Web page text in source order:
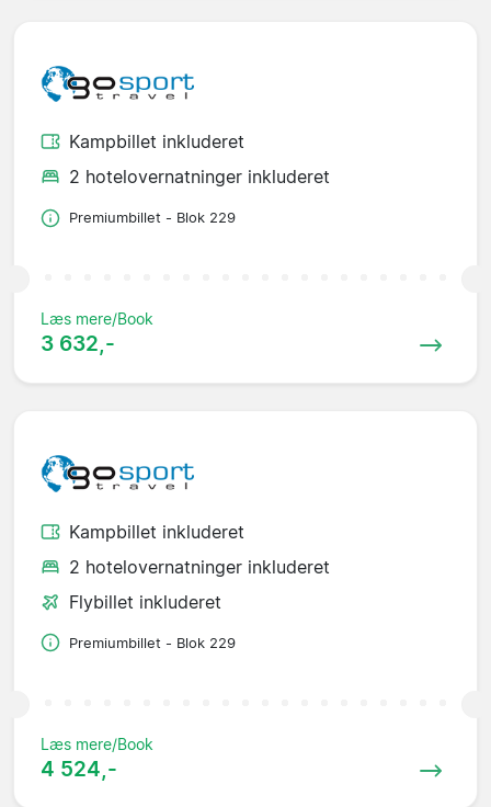
Kampbillet inkluderet
2 hotelovernatninger inkluderet
Premiumbillet - Blok 229
Læs mere/Book
3 632,-
Kampbillet inkluderet
2 hotelovernatninger inkluderet
Flybillet inkluderet
Premiumbillet - Blok 229
Læs mere/Book
4 524,-